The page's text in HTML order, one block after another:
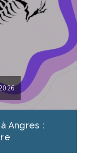
Angres :